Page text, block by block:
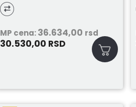
MP cena:36.634,00 rsd
30.530,00 RSD